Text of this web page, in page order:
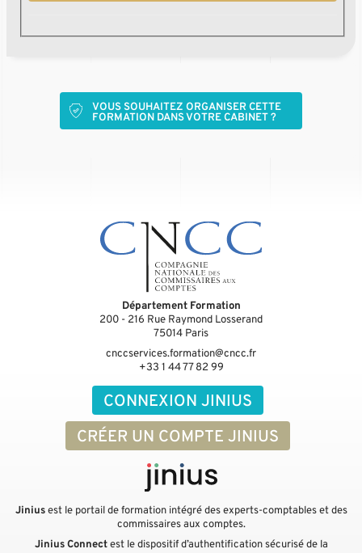
VOUS SOUHAITEZ ORGANISER CETTE
FORMATION DANS VOTRE CABINET ?
CONNEXION JINIUS
CRÉER UN COMPTE JINIUS
Département Formation
200 - 216 Rue Raymond Losserand
75014 Paris
cnccservices.formation@cncc.fr
+33 1 44 77 82 99
Jiniusest le portail de formation intégré des experts-comptables et des
commissaires aux comptes.
Jinius Connectest le dispositif d’authentification sécurisé de la